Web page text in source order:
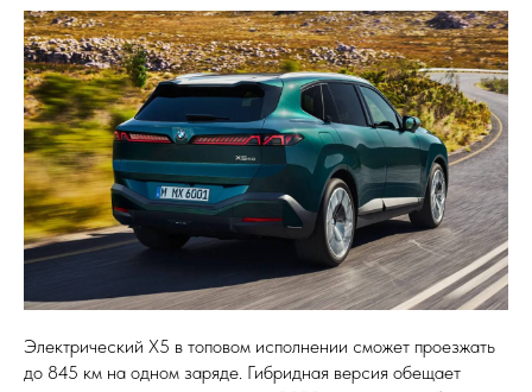
Электрический X5 в топовом исполнении сможет проезжать
до 845 км на одном заряде. Гибридная версия обещает